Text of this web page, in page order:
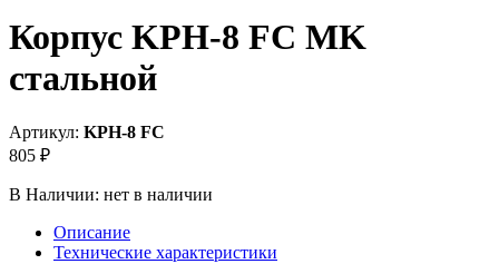
Корпус KPH-8 FC MK
стальной
Артикул: KPH-8 FC
805 ₽
В Наличии: нет в наличии
Описание
Технические характеристики